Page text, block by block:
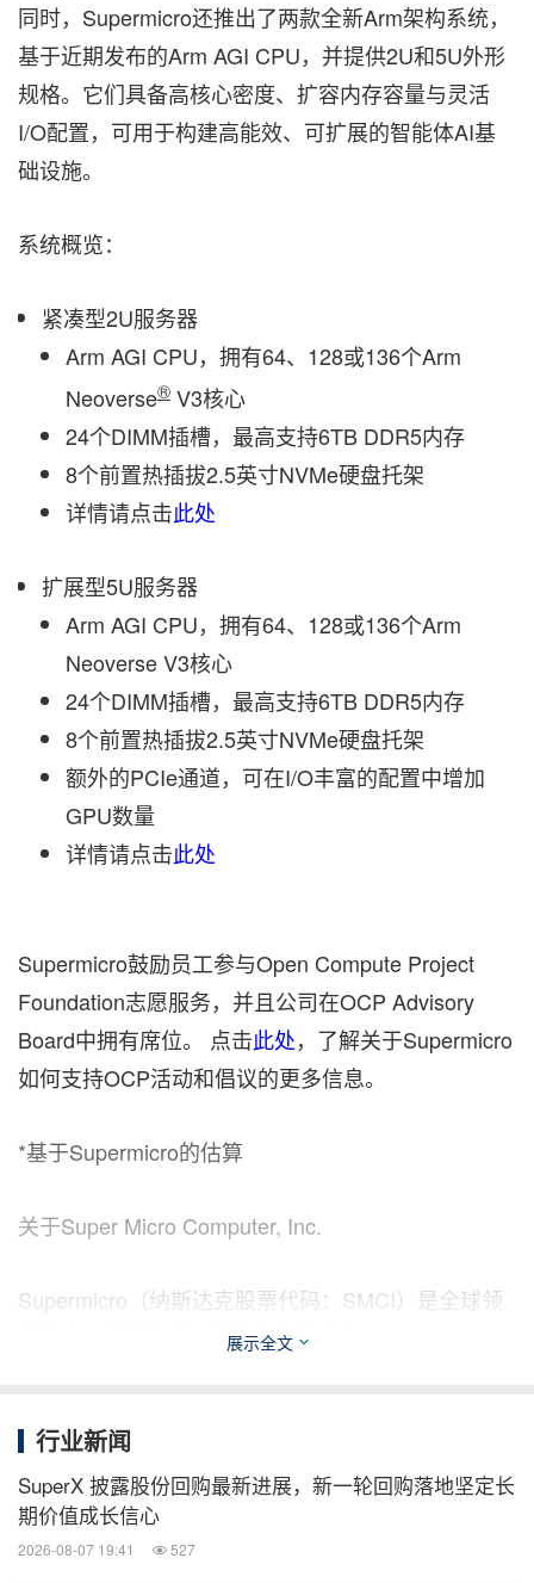
同时，Supermicro还推出了两款全新Arm架构系统，
基于近期发布的Arm AGI CPU，并提供2U和5U外形
规格。它们具备高核心密度、扩容内存容量与灵活
I/O配置，可用于构建高能效、可扩展的智能体AI基
础设施。
系统概览：
紧凑型2U服务器
Arm AGI CPU，拥有64、128或136个Arm
Neoverse® V3核心
24个DIMM插槽，最高支持6TB DDR5内存
8个前置热插拔2.5英寸NVMe硬盘托架
详情请点击此处
扩展型5U服务器
Arm AGI CPU，拥有64、128或136个Arm
Neoverse V3核心
24个DIMM插槽，最高支持6TB DDR5内存
8个前置热插拔2.5英寸NVMe硬盘托架
额外的PCIe通道，可在I/O丰富的配置中增加
GPU数量
详情请点击此处
Supermicro鼓励员工参与Open Compute Project
Foundation志愿服务，并且公司在OCP Advisory
Board中拥有席位。 点击此处，了解关于Supermicro
如何支持OCP活动和倡议的更多信息。
*基于Supermicro的估算
关于Super Micro Computer, Inc.
Supermicro（纳斯达克股票代码：SMCI）是全球领
先的应用优化整体IT解决方案供应商。 Supermicro
创新技术。 我们是一家全面的IT解决方案供应商，提
供服务器、AI、存储、IoT、交换机系统、软件和支
持服务。 Supermicro在主板、电源和机箱设计方面
的专业能力进一步促进自身的研发与生产，为全球客
展示全文
行业新闻
SuperX 披露股份回购最新进展，新一轮回购落地坚定长
期价值成长信心
2026-08-07 19:41 527